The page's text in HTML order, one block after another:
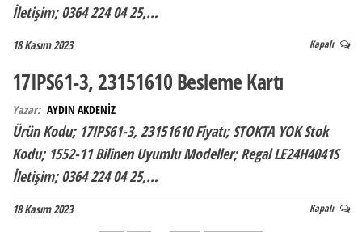
İletişim; 0364 224 04 25,…
18 Kasım 2023 Kapalı
17IPS61-3, 23151610 Besleme Kartı
Yazar: AYDIN AKDENİZ
Ürün Kodu; 17IPS61-3, 23151610 Fiyatı; STOKTA YOK Stok
Kodu; 1552-11 Bilinen Uyumlu Modeller; Regal LE24H4041S
İletişim; 0364 224 04 25,…
18 Kasım 2023 Kapalı